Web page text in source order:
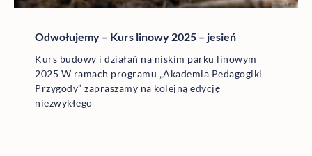
Odwołujemy – Kurs linowy 2025 – jesień
Kurs budowy i działań na niskim parku linowym
2025 W ramach programu „Akademia Pedagogiki
Przygody” zapraszamy na kolejną edycję
niezwykłego